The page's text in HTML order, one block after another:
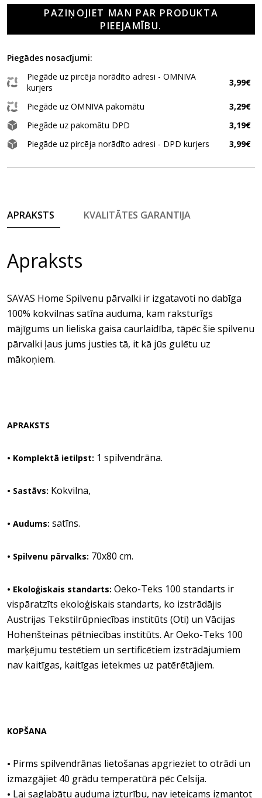
PAZIŅOJIET MAN PAR PRODUKTA
PIEEJAMĪBU.
Piegādes nosacījumi:
Piegāde uz pircēja norādīto adresi - OMNIVA
kurjers
3,99€
Piegāde uz OMNIVA pakomātu
3,29€
Piegāde uz pakomātu DPD
3,19€
Piegāde uz pircēja norādīto adresi - DPD kurjers
3,99€
APRAKSTS KVALITĀTES GARANTIJA
Apraksts
SAVAS Home Spilvenu pārvalki ir izgatavoti no dabīga
100% kokvilnas satīna auduma, kam raksturīgs
mājīgums un lieliska gaisa caurlaidība, tāpēc šie spilvenu
pārvalki ļaus jums justies tā, it kā jūs gulētu uz
mākoņiem.
APRAKSTS
• Komplektā ietilpst: 1 spilvendrāna.
• Sastāvs: Kokvilna,
• Audums: satīns.
• Spilvenu pārvalks: 70x80 cm.
• Ekoloģiskais standarts: Oeko-Teks 100 standarts ir
vispāratzīts ekoloģiskais standarts, ko izstrādājis
Austrijas Tekstilrūpniecības institūts (Oti) un Vācijas
Hohenšteinas pētniecības institūts. Ar Oeko-Teks 100
marķējumu testētiem un sertificētiem izstrādājumiem
nav kaitīgas, kaitīgas ietekmes uz patērētājiem.
KOPŠANA
• Pirms spilvendrānas lietošanas apgrieziet to otrādi un
izmazgājiet 40 grādu temperatūrā pēc Celsija.
• Lai saglabātu auduma izturību, nav ieteicams izmantot